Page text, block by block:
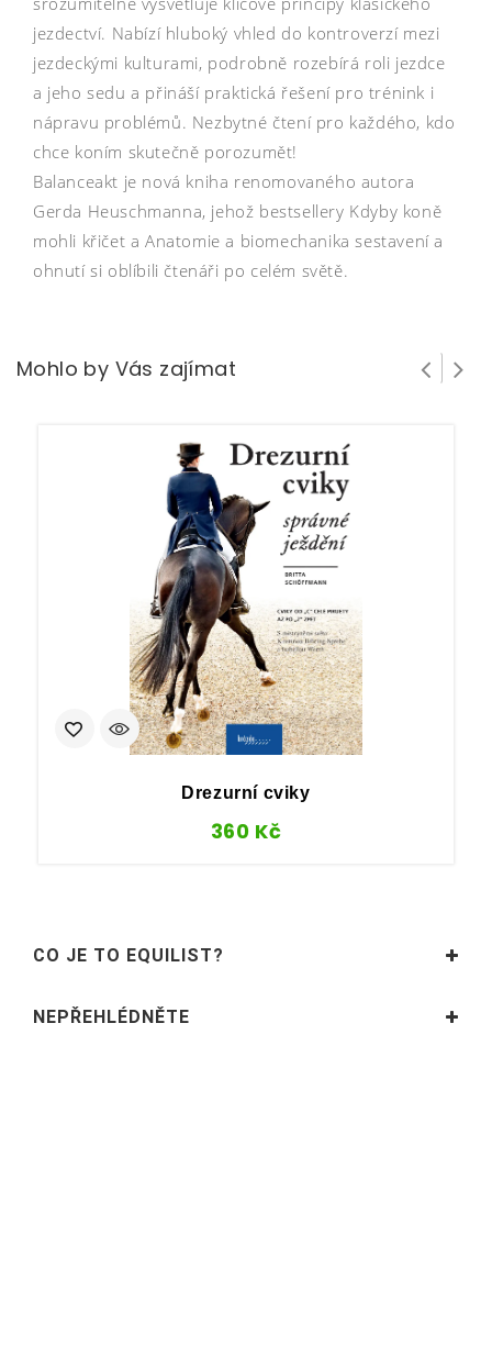
jezdectví. Nabízí hluboký vhled do kontroverzí mezi
jezdeckými kulturami, podrobně rozebírá roli jezdce
a jeho sedu a přináší praktická řešení pro trénink i
nápravu problémů. Nezbytné čtení pro každého, kdo
chce koním skutečně porozumět!
Balanceakt je nová kniha renomovaného autora
Gerda Heuschmanna, jehož bestsellery Kdyby koně
mohli křičet a Anatomie a biomechanika sestavení a
ohnutí si oblíbili čtenáři po celém světě.
Mohlo by Vás zajímat
Drezurní cviky
360 Kč
CO JE TO EQUILIST?
NEPŘEHLÉDNĚTE